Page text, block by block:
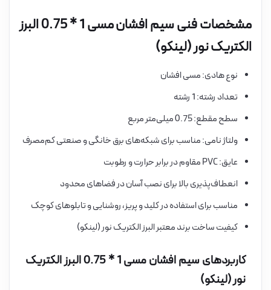
مشخصات فنی سیم افشان مسی 1 * 0.75 البرز
الکتریک نور (لینکو)
نوع هادی: مسی افشان
تعداد رشته: 1 رشته
سطح مقطع: 0.75 میلی‌متر مربع
ولتاژ نامی: مناسب برای شبکه‌های برق خانگی و صنعتی کم‌مصرف
عایق: PVC مقاوم در برابر حرارت و رطوبت
انعطاف‌پذیری بالا برای نصب آسان در فضاهای محدود
مناسب برای استفاده در کلید و پریز، روشنایی و تابلوهای کوچک
کیفیت ساخت برند معتبر البرز الکتریک نور (لینکو)
کاربردهای سیم افشان مسی 1 * 0.75 البرز الکتریک
نور (لینکو)